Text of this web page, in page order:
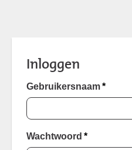
Inloggen
Gebruikersnaam *
Wachtwoord *